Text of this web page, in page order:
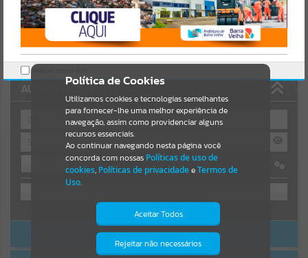
Portais
Por favor, aguarde...
NOTÍCIAS
Por favor, aguarde...
SUBPORTAIS
Por favor, aguarde...
Por favor, aguarde...
AUTOATENDIMENTO
ACESSAR SEM LOGIN
Política de Cookies
Utilizamos cookies e tecnologias semelhantes
para fornecer-lhe uma melhor experiência de
navegação, assim como providenciar alguns
recursos essenciais.
Ao continuar navegando nesta página você
concorda com nossas Políticas de uso de
cookies, Políticas de privacidadeeTermos de
Uso.
Aceitar Todos
Rejeitar não necessários
Isto significa que diversos recursos
Verificar Mais Detalhes
OK